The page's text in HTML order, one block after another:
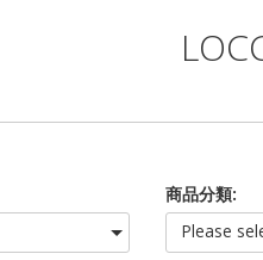
商品分類:
Please